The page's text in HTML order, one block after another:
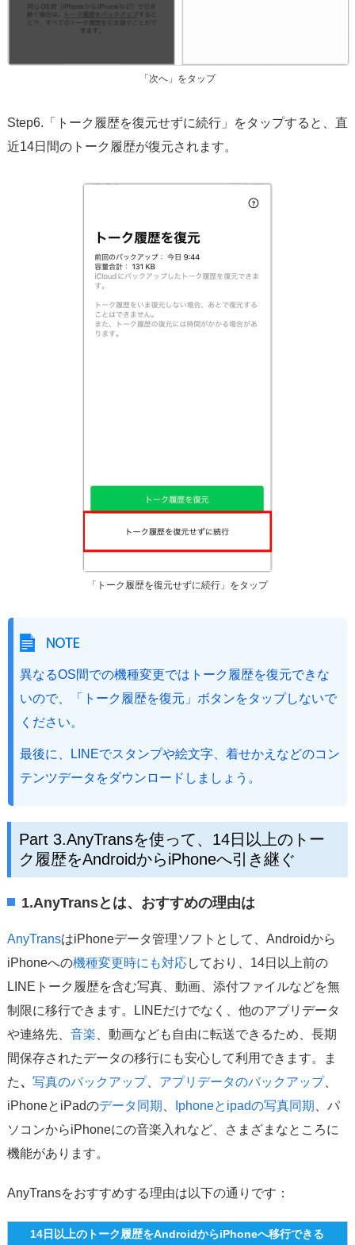
「次へ」をタップ
Step6.「トーク履歴を復元せずに続行」をタップすると、直
近14日間のトーク履歴が復元されます。
「トーク履歴を復元せずに続行」をタップ
異なるOS間での機種変更ではトーク履歴を復元できな
いので、「トーク履歴を復元」ボタンをタップしないで
ください。
最後に、LINEでスタンプや絵文字、着せかえなどのコン
テンツデータをダウンロードしましょう。
Part 3.AnyTransを使って、14日以上のトー
ク履歴をAndroidからiPhoneへ引き継ぐ
1.AnyTransとは、おすすめの理由は
AnyTransはiPhoneデータ管理ソフトとして、Androidから
iPhoneへの機種変更時にも対応しており、14日以上前の
LINEトーク履歴を含む写真、動画、添付ファイルなどを無
制限に移行できます。LINEだけでなく、他のアプリデータ
や連絡先、 音楽 、動画なども自由に転送できるため、長期
間保存されたデータの移行にも安心して利用できます。ま
た、 写真のバックアップ、 アプリデータのバックアップ、
iPhoneとiPadのデータ同期 Iphoneとipadの写真同期
パ
ソコンからiPhoneにの音楽入れなど、さまざまなところに
機能があります。
AnyTransをおすすめする理由は以下の通りです：
14日以上のトーク履歴をAndroidからiPhoneへ移行できる